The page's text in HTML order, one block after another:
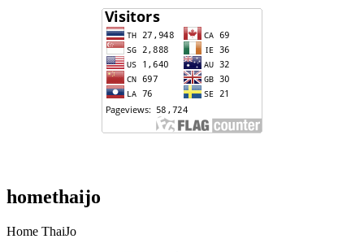
homethaijo
Home ThaiJo